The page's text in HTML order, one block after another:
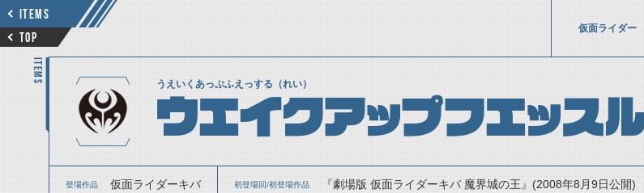
ITEMS
TOP
仮面ライダー
ITEMS
うえいくあっぷふえっする（れい）
ウエイクアップフエッスル
登場作品 仮面ライダーキバ 初登場回/初登場作品 『劇場版 仮面ライダーキバ 魔界城の王』(2008年8月9日公開)